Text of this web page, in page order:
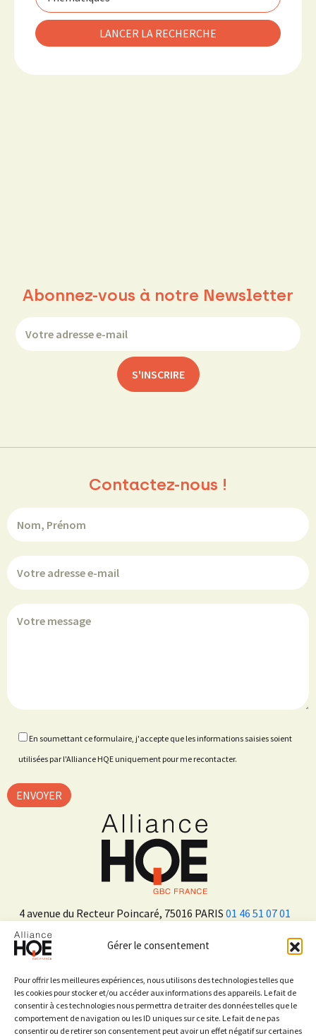
Gérer le consentement
Pour offrir les meilleures expériences, nous utilisons des technologies telles que
les cookies pour stocker et/ou accéder aux informations des appareils. Le fait de
consentir à ces technologies nous permettra de traiter des données telles que le
comportement de navigation ou les ID uniques sur ce site. Le fait de ne pas
consentir ou de retirer son consentement peut avoir un effet négatif sur certaines
Abonnez-vous à notre Newsletter
4 avenue du Recteur Poincaré, 75016 PARIS 01 46 51 07 01
Sur les réseaux sociaux
Contactez-nous !
En soumettant ce formulaire, j'accepte que les informations saisies soient
utilisées par l'Alliance HQE uniquement pour me recontacter.